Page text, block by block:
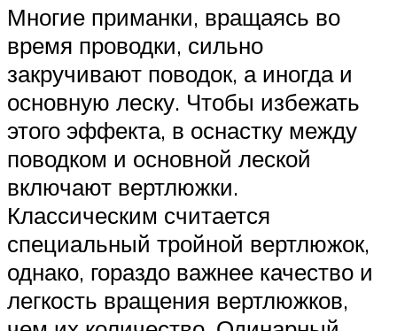
Многие приманки, вращаясь во
время проводки, сильно
закручивают поводок, а иногда и
основную леску. Чтобы избежать
этого эффекта, в оснастку между
поводком и основной леской
включают вертлюжки.
Классическим считается
специальный тройной вертлюжок,
однако, гораздо важнее качество и
легкость вращения вертлюжков,